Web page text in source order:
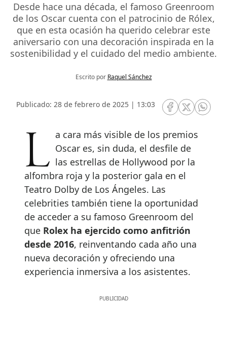
Desde hace una década, el famoso Greenroom
de los Oscar cuenta con el patrocinio de Rólex,
que en esta ocasión ha querido celebrar este
aniversario con una decoración inspirada en la
sostenibilidad y el cuidado del medio ambiente.
Escrito por Raquel Sánchez
Publicado: 28 de febrero de 2025 | 13:03
RRSS Facebook
RRSSRRSS
La cara más visible de los premios Oscar es, sin duda, el desfile de
las estrellas de Hollywood por la
alfombra roja y la posterior gala en el
Teatro Dolby de Los Ángeles. Las
celebrities también tiene la oportunidad
de acceder a su famoso Greenroom del
que Rolex ha ejercido como anfitrión
desde 2016, reinventando cada año una
nueva decoración y ofreciendo una
experiencia inmersiva a los asistentes.